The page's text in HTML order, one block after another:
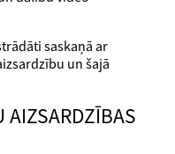
saskaņā ar
un šajā
AIZSARDZĪBAS